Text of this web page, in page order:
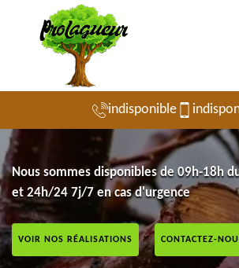
indisponible
Nous sommes disponibles de 09h-18h
et 24h/24 7j/7 en cas d'urgence
VOIR NOS RÉALISATIONS CONTACTEZ-